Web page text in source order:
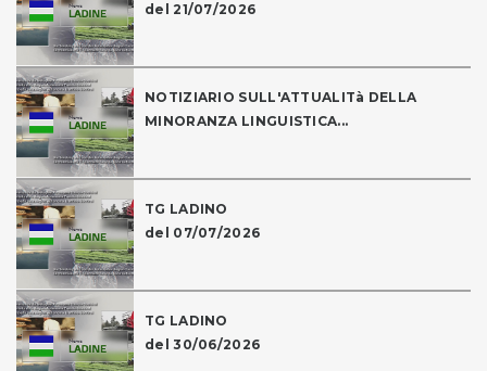
del 21/07/2026
NOTIZIARIO SULL'ATTUALITà DELLA
MINORANZA LINGUISTICA...
TG LADINO
del 07/07/2026
TG LADINO
del 30/06/2026